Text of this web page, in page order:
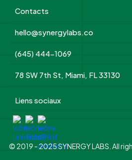
Contacts
hello@synergylabs.co
(645) 444-1069
78 SW 7th St, Miami, FL 33130
Liens sociaux
© 2019 - 2025 SYNERGY LABS. All